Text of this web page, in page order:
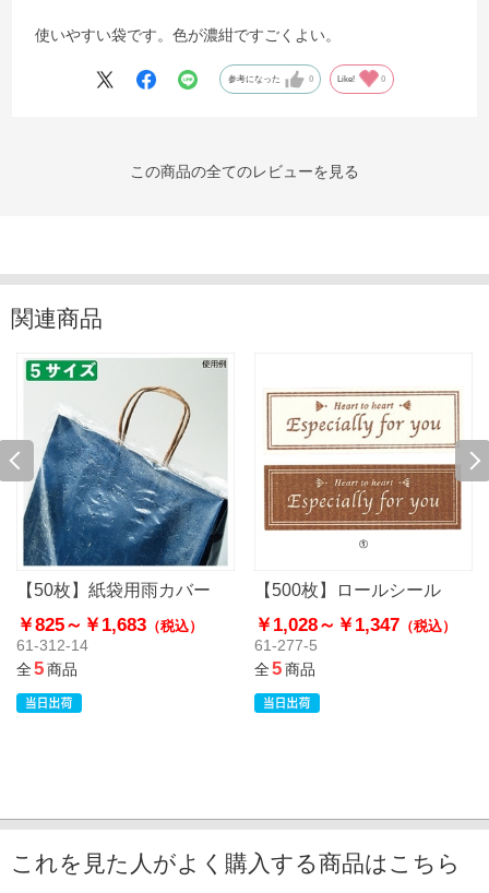
使いやすい袋です。色が濃紺ですごくよい。
参考になった 0 Like! 0
この商品の全てのレビューを見る
関連商品
【50枚】紙袋用雨カバー
￥825～ ￥1,683 （税込）
61-312-14
全5商品
【500枚】ロールシール
￥1,028～ ￥1,347 （税込）
61-277-5
全5商品
これを見た人がよく購入する商品はこちら